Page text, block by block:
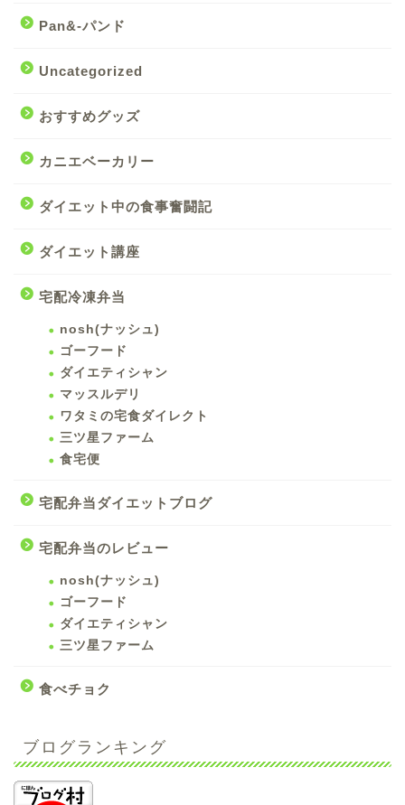
Pan&-パンド
Uncategorized
おすすめグッズ
カニエベーカリー
ダイエット中の食事奮闘記
ダイエット講座
宅配冷凍弁当
nosh(ナッシュ)
ゴーフード
ダイエティシャン
マッスルデリ
ワタミの宅食ダイレクト
三ツ星ファーム
食宅便
宅配弁当ダイエットブログ
宅配弁当のレビュー
nosh(ナッシュ)
ゴーフード
ダイエティシャン
三ツ星ファーム
食べチョク
ブログランキング